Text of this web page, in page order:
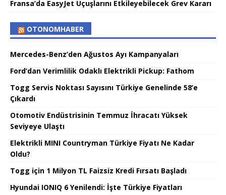
Fransa’da EasyJet Uçuşlarını Etkileyebilecek Grev Kararı
OTONOMHABER
Mercedes-Benz’den Ağustos Ayı Kampanyaları
Ford’dan Verimlilik Odaklı Elektrikli Pickup: Fathom
Togg Servis Noktası Sayısını Türkiye Genelinde 58’e
Çıkardı
Otomotiv Endüstrisinin Temmuz İhracatı Yüksek
Seviyeye Ulaştı
Elektrikli MINI Countryman Türkiye Fiyatı Ne Kadar
Oldu?
Togg için 1 Milyon TL Faizsiz Kredi Fırsatı Başladı
Hyundai IONIQ 6 Yenilendi: İşte Türkiye Fiyatları